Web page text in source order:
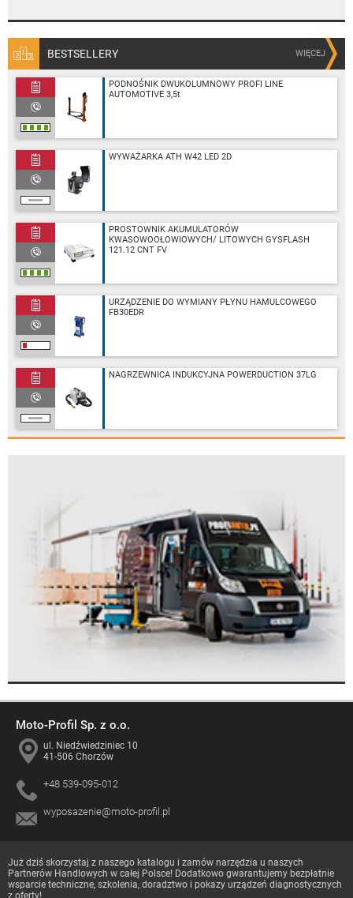
BESTSELLERY WIĘCEJ
PODNOŚNIK DWUKOLUMNOWY PROFI LINE
AUTOMOTIVE 3,5t
WYWAŻARKA ATH W42 LED 2D
PROSTOWNIK AKUMULATORÓW
KWASOWOOŁOWIOWYCH/ LITOWYCH GYSFLASH
121.12 CNT FV
URZĄDZENIE DO WYMIANY PŁYNU HAMULCOWEGO
FB30EDR
NAGRZEWNICA INDUKCYJNA POWERDUCTION 37LG
Moto-Profil Sp. z o.o.
ul. Niedźwiedziniec 10
41-506 Chorzów
+48 539-095-012
wyposazenie@moto-profil.pl
Już dziś skorzystaj z naszego katalogu i zamów narzędzia u naszych
Partnerów Handlowych w całej Polsce! Dodatkowo gwarantujemy bezpłatnie
wsparcie techniczne, szkolenia, doradztwo i pokazy urządzeń diagnostycznych
z oferty!